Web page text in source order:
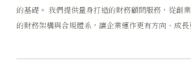
的基礎。 我們提供量身打造的財務顧問服務，從創
的財務架構與合規體系，讓企業運作更有方向、成長